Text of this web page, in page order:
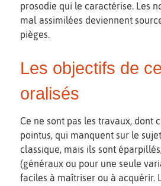
prosodie qui le caractérise. Les
mal assimilées deviennent
pièges.
Les objectifs de
oralisés
Ce ne sont pas les travaux, dont
pointus, qui manquent sur le
classique, mais ils sont
(généraux ou pour une seule
faciles à maîtriser ou à acquérir.